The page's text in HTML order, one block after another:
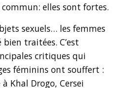
elles sont fortes.
sexuels… les femmes
traitées. C’est
critiques qui
féminins ont souffert :
Khal Drogo, Cersei